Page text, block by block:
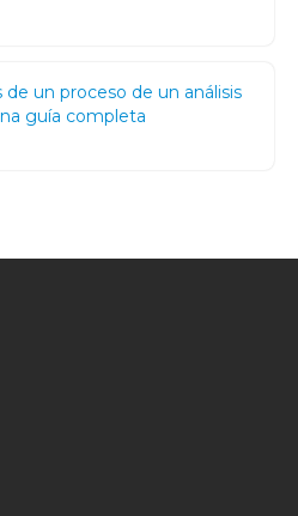
de un proceso de un análisis
guía completa